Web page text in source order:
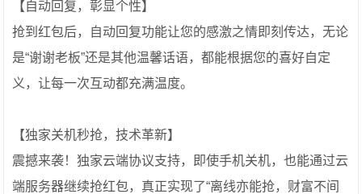
【自动回复，彰显个性】
抢到红包后，自动回复功能让您的感激之情即刻传达，无论
是“谢谢老板”还是其他温馨话语，都能根据您的喜好自定
义，让每一次互动都充满温度。
【独家关机秒抢，技术革新】
震撼来袭！独家云端协议支持，即使手机关机，也能通过云
端服务器继续抢红包，真正实现了“离线亦能抢，财富不间